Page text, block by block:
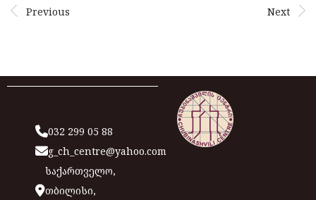
Previous Next
032 299 05 88
g_ch_centre@yahoo.com
საქართველო,
თბილისი,